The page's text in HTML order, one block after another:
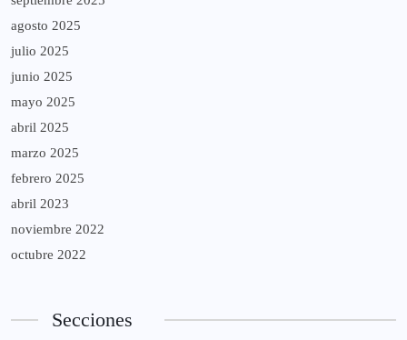
agosto 2025
julio 2025
junio 2025
mayo 2025
abril 2025
marzo 2025
febrero 2025
abril 2023
noviembre 2022
octubre 2022
Secciones